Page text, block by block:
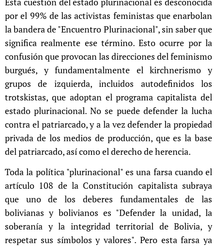
por el 99% de las activistas feministas que enarbolan
la bandera de "Encuentro Plurinacional", sin saber que
significa realmente ese término. Esto ocurre por la
confusión que provocan las direcciones del feminismo
burgués, y fundamentalmente el kirchnerismo y
grupos de izquierda, incluidos autodefinidos los
trotskistas, que adoptan el programa capitalista del
estado plurinacional. No se puede defender la lucha
contra el patriarcado, y a la vez defender la propiedad
privada de los medios de producción, que es la base
del patriarcado, así como el derecho de herencia.
Toda la política "plurinacional" es una farsa cuando el
artículo 108 de la Constitución capitalista subraya
que uno de los deberes fundamentales de las
bolivianas y bolivianos es "Defender la unidad, la
soberanía y la integridad territorial de Bolivia, y
respetar sus símbolos y valores". Pero esta farsa ya